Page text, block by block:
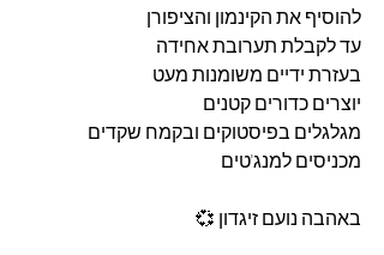
להוסיף את הקינמון והציפורן
עד לקבלת תערובת אחידה
בעזרת ידיים משומנות מעט
יוצרים כדורים קטנים
מגלגלים בפיסטוקים ובקמח שקדים
מכניסים למנג'טים
באהבה נועם זיגדון 💞